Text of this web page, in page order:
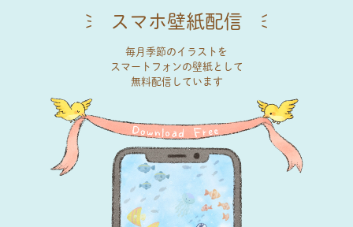
スマホ壁紙配信
毎月季節のイラストを
スマートフォンの壁紙として
無料配信しています